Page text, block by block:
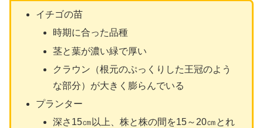
イチゴの苗
時期に合った品種
茎と葉が濃い緑で厚い
クラウン（根元のぷっくりした王冠のよう
な部分）が大きく膨らんでいる
プランター
深さ15㎝以上、株と株の間を15～20㎝とれ